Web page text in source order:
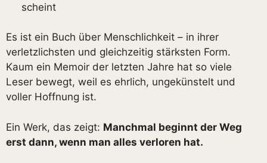
scheint
Es ist ein Buch über Menschlichkeit – in ihrer
verletzlichsten und gleichzeitig stärksten Form.
Kaum ein Memoir der letzten Jahre hat so viele
Leser bewegt, weil es ehrlich, ungekünstelt und
voller Hoffnung ist.
Ein Werk, das zeigt: Manchmal beginnt der Weg
erst dann, wenn man alles verloren hat.